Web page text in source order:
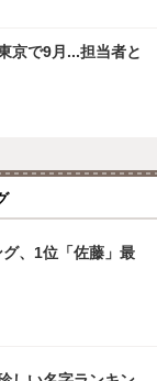
京で9月...担当者と
、1位「佐藤」最